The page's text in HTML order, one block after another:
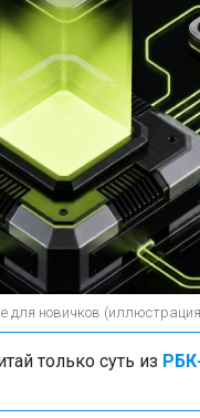
для новичков
только суть из